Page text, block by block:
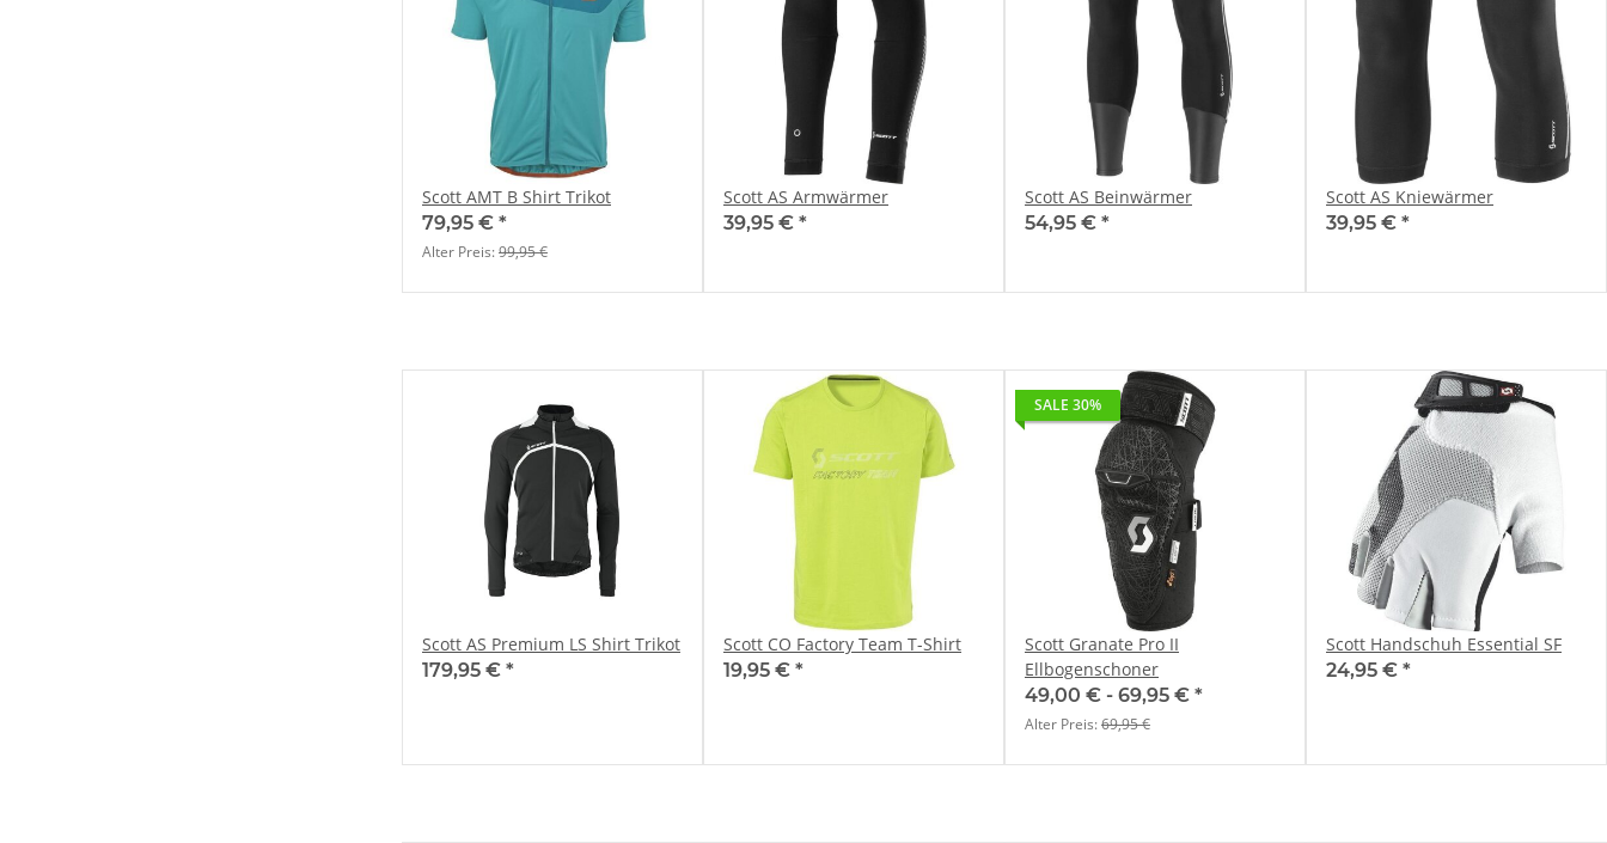
Scott AMT B Shirt Trikot
79,95 € *
Alter Preis:99,95 €
Scott AS Armwärmer
39,95 € *
Scott AS Beinwärmer
54,95 € *
Scott AS Kniewärmer
39,95 € *
Scott AS Premium LS Shirt Trikot
179,95 € *
Scott CO Factory Team T-Shirt
19,95 € *
SALE 30%
Scott Granate Pro II
Ellbogenschoner
49,00 € - 69,95 € *
Alter Preis:69,95 €
Scott Handschuh Essential SF
24,95 € *